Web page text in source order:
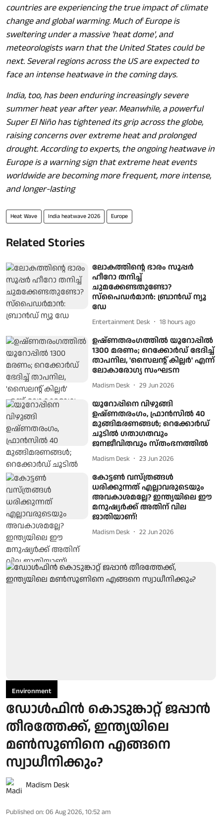
countries are experiencing the true impact of climate
change and global warming. Much of Europe is
sweltering under a massive 'heat dome', and
meteorologists warn that the United States could be
next. Several regions across the US are expected to
face an intense heatwave in the coming days.
India, too, has been enduring increasingly severe
summer heat year after year. Meanwhile, a powerful
Super El Niño has tightened its grip across the globe,
raising concerns over extreme heat and prolonged
drought. According to experts, the ongoing heatwave in
Europe is a warning sign that extreme heat events
worldwide are becoming more frequent, more intense,
and longer-lasting
Heat Wave India heatwave 2026 Europe
Related Stories
ലോകത്തിന്റെ ഭാരം സൂപ്പർ
ഹീറോ തനിച്ച്
ചുമക്കേണ്ടതുണ്ടോ?
സ്പൈഡർമാൻ: ബ്രാൻഡ് ന്യൂ
ഡേ
Entertainment Desk 18 hours ago
ഉഷ്ണതരംഗത്തിൽ യൂറോപ്പിൽ
1300 മരണം; റെക്കോർഡ് ഭേദിച്ച്
താപനില, 'സൈലന്റ് കില്ലർ' എന്ന്
ലോകാരോഗ്യ സംഘടന
Madism Desk 29 Jun 2026
യൂറോപ്പിനെ വിഴുങ്ങി
ഉഷ്ണതരംഗം, ഫ്രാൻസിൽ 40
മുങ്ങിമരണങ്ങൾ; റെക്കോർഡ്
ചൂടിൽ ഗതാഗതവും
ജനജീവിതവും സ്തംഭനത്തിൽ
Madism Desk 23 Jun 2026
കോട്ടണ്‍ വസ്ത്രങ്ങള്‍
ധരിക്കുന്നത് എല്ലാവരുടെയും
അവകാശമല്ലേ? ഇന്ത്യയിലെ ഈ
മനുഷ്യര്‍ക്ക് അതിന് വില
ജാതിയാണ്!
Madism Desk 22 Jun 2026
Environment
ഡോള്‍ഫിന്‍ കൊടുങ്കാറ്റ് ജപ്പാന്‍
തീരത്തേക്ക്, ഇന്ത്യയിലെ
മണ്‍സൂണിനെ എങ്ങനെ
സ്വാധീനിക്കും?
Madism Desk
Published on: 06 Aug 2026, 10:52 am